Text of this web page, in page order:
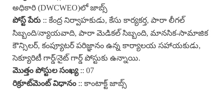
అధికారి (DWCWEO)లో జాబ్స్
పోస్ట్ పేరు :: కేంద్ర నిర్వాహకుడు, కేసు కార్యకర్త, పారా లీగల్
సిబ్బంది/న్యాయవాది, పారా మెడికల్ సిబ్బంది, మానసిక-సామాజిక
కౌన్సిలర్, కంప్యూటర్ పరిజ్ఞానం ఉన్న కార్యాలయ సహాయకుడు,
సెక్యూరిటీ గార్డ్/నైట్ గార్డ్ పోస్టుకు ఉన్నాయి.
మొత్తం పోస్టుల సంఖ్య:: 07
రిక్రూట్‌మెంట్ విధానం:: కాంటాక్ట్ జాబ్స్